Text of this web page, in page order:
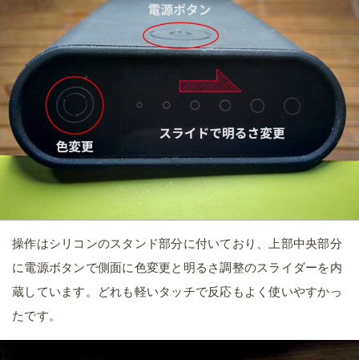
操作はシリコンのスタンド部分に付いており、上部中央部分
に電源ボタンで側面に色変更と明るさ調整のスライダーを内
蔵しています。どれも軽いタッチで反応もよく使いやすかっ
たです。